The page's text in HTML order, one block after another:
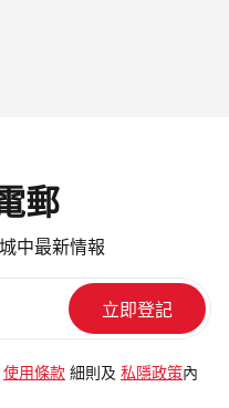
郵
中最新情報
使用條款 細則及 私隱政策 內